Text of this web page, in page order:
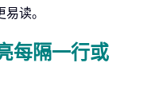
读。
每隔一行或